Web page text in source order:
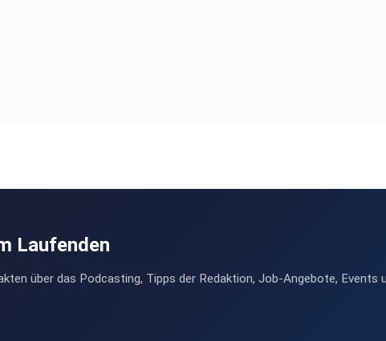
Laufenden
über das Podcasting, Tipps der Redaktion, Job-Angebote, Events